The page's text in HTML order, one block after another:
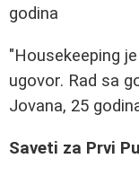
godina
"Housekeeping
ugovor. Rad sa
Jovana, 25
Saveti za Prvi